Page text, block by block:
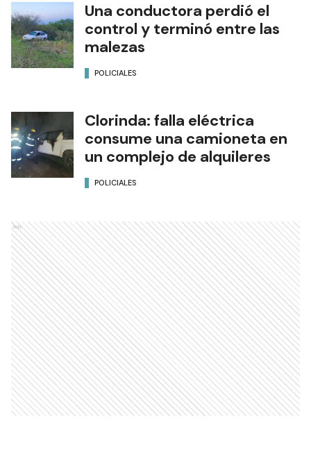
Una conductora perdió el
control y terminó entre las
malezas
POLICIALES
Clorinda: falla eléctrica
consume una camioneta en
un complejo de alquileres
POLICIALES
Ads